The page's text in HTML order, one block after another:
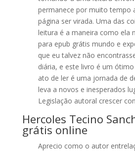
permanece por muito tempo
página ser virada. Uma das
leitura é a maneira como ela
para epub grátis mundo e
que eu talvez não
diária, e este livro é um
ato de ler é uma jornada de
leva a novos e inesperados
Legislação autoral crescer
Hercoles Tecino
grátis online
Aprecio como o autor